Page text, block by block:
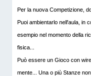
Per la nuova Competizione,
Puoi ambientarlo nell'aula, in
esempio nel momento della
fisica...
Può essere un Gioco con
mente... Una o più Stanze